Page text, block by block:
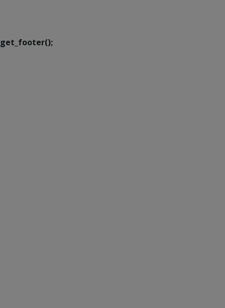
get_footer();